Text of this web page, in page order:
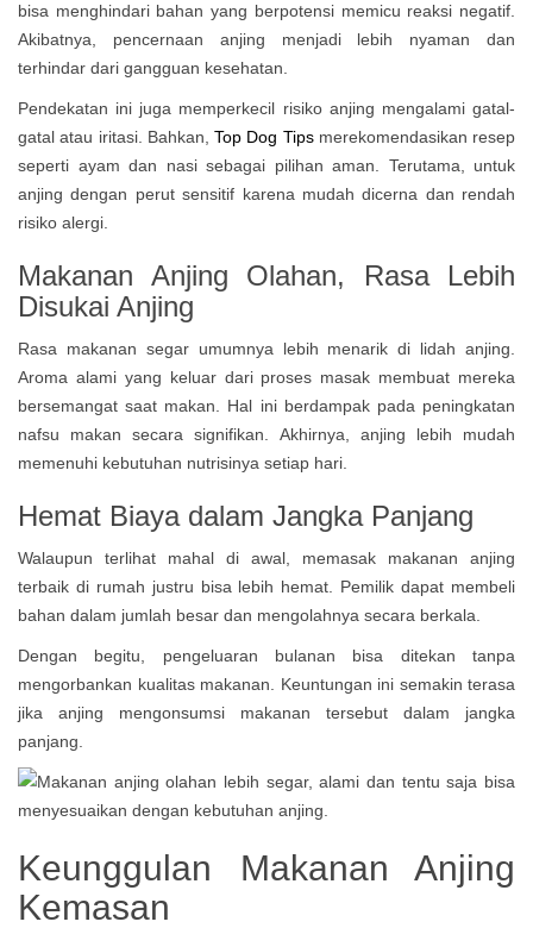
bisa menghindari bahan yang berpotensi memicu reaksi negatif.
Akibatnya, pencernaan anjing menjadi lebih nyaman dan
terhindar dari gangguan kesehatan.
Pendekatan ini juga memperkecil risiko anjing mengalami gatal-
gatal atau iritasi. Bahkan, Top Dog Tipsmerekomendasikan resep
seperti ayam dan nasi sebagai pilihan aman. Terutama, untuk
anjing dengan perut sensitif karena mudah dicerna dan rendah
risiko alergi.
Makanan Anjing Olahan, Rasa Lebih
Disukai Anjing
Rasa makanan segar umumnya lebih menarik di lidah anjing.
Aroma alami yang keluar dari proses masak membuat mereka
bersemangat saat makan. Hal ini berdampak pada peningkatan
nafsu makan secara signifikan. Akhirnya, anjing lebih mudah
memenuhi kebutuhan nutrisinya setiap hari.
Hemat Biaya dalam Jangka Panjang
Walaupun terlihat mahal di awal, memasak makanan anjing
terbaik di rumah justru bisa lebih hemat. Pemilik dapat membeli
bahan dalam jumlah besar dan mengolahnya secara berkala.
Dengan begitu, pengeluaran bulanan bisa ditekan tanpa
mengorbankan kualitas makanan. Keuntungan ini semakin terasa
jika anjing mengonsumsi makanan tersebut dalam jangka
panjang.
Keunggulan Makanan Anjing
Kemasan